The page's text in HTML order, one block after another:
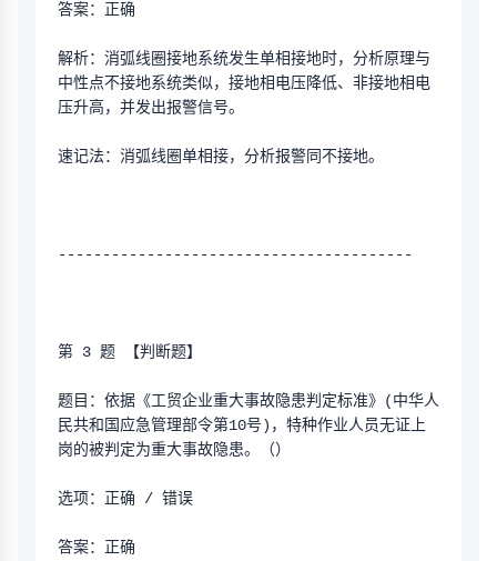
答案：正确
解析：消弧线圈接地系统发生单相接地时，分析原理与
中性点不接地系统类似，接地相电压降低、非接地相电
压升高，并发出报警信号。
速记法：消弧线圈单相接，分析报警同不接地。
----------------------------------------
第 3 题 【判断题】
题目：依据《工贸企业重大事故隐患判定标准》(中华人
民共和国应急管理部令第10号)，特种作业人员无证上
岗的被判定为重大事故隐患。（）
选项：正确 / 错误
答案：正确